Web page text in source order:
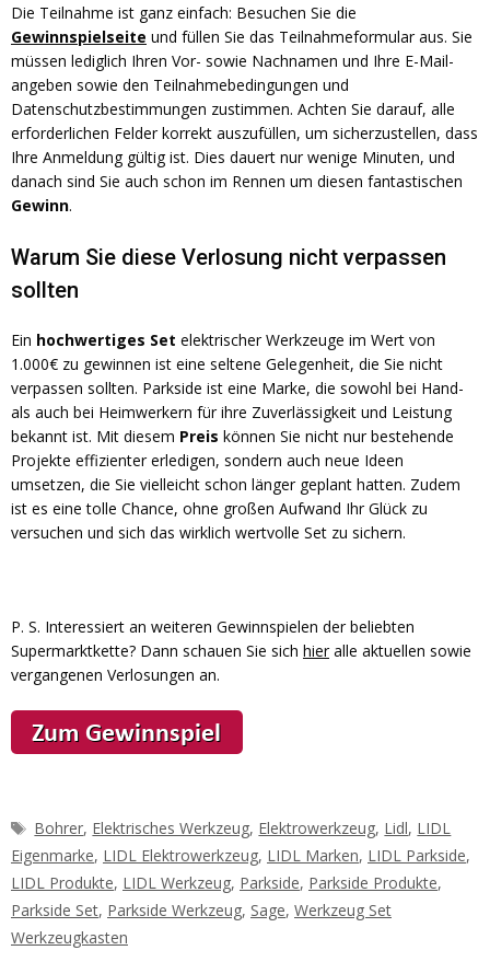
Die Teilnahme ist ganz einfach: Besuchen Sie die
Gewinnspielseite und füllen Sie das Teilnahmeformular aus. Sie
müssen lediglich Ihren Vor- sowie Nachnamen und Ihre E-Mail-
angeben sowie den Teilnahmebedingungen und
Datenschutzbestimmungen zustimmen. Achten Sie darauf, alle
erforderlichen Felder korrekt auszufüllen, um sicherzustellen, dass
Ihre Anmeldung gültig ist. Dies dauert nur wenige Minuten, und
danach sind Sie auch schon im Rennen um diesen fantastischen
Gewinn.
Warum Sie diese Verlosung nicht verpassen
sollten
Ein hochwertiges Set elektrischer Werkzeuge im Wert von
1.000€ zu gewinnen ist eine seltene Gelegenheit, die Sie nicht
verpassen sollten. Parkside ist eine Marke, die sowohl bei Hand-
als auch bei Heimwerkern für ihre Zuverlässigkeit und Leistung
bekannt ist. Mit diesem Preis können Sie nicht nur bestehende
Projekte effizienter erledigen, sondern auch neue Ideen
umsetzen, die Sie vielleicht schon länger geplant hatten. Zudem
ist es eine tolle Chance, ohne großen Aufwand Ihr Glück zu
versuchen und sich das wirklich wertvolle Set zu sichern.
P. S. Interessiert an weiteren Gewinnspielen der beliebten
Supermarktkette? Dann schauen Sie sich hieralle aktuellen sowie
vergangenen Verlosungen an.
Schlagwörter
Bohrer, Elektrisches Werkzeug, Elektrowerkzeug, Lidl, LIDL
Eigenmarke, LIDL Elektrowerkzeug, LIDL Marken, LIDL Parkside,
LIDL Produkte, LIDL Werkzeug, Parkside, Parkside Produkte,
Parkside Set, Parkside Werkzeug, Sage, Werkzeug Set
Werkzeugkasten